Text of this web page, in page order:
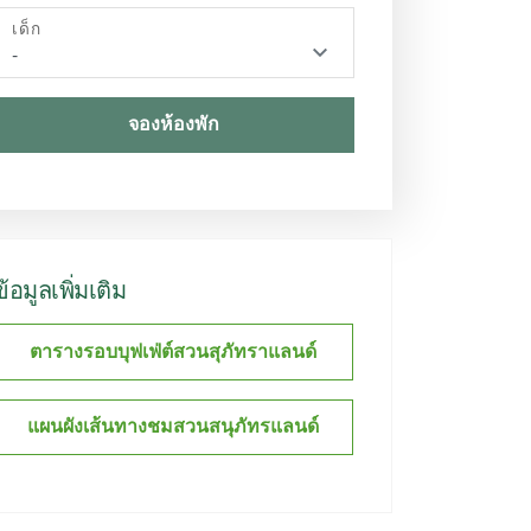
เด็ก
จองห้องพัก
อมูลเพิ่มเติม
ตารางรอบบุฟเฟ่ต์สวนสุภัทราแลนด์
แผนผังเส้นทางชมสวนสนุภัทรแลนด์